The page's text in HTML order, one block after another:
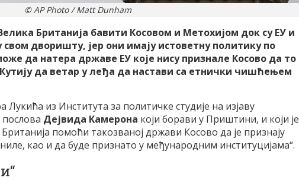
© AP Photo / Matt Dunham
Британија бавити Косовом и Метохијом док су ЕУ и
дворишту, јер они имају истоветну политику по
да натера државе ЕУ које нису признале Косово да то
да ветар у леђа да настави са етнички чишћењем
из Института за политичке студије на изјаву
Дејвида Камерона који борави у Приштини, и који је
помоћи такозваној држави Косово да је признају
као и да буде признато у међународним институцијама“.